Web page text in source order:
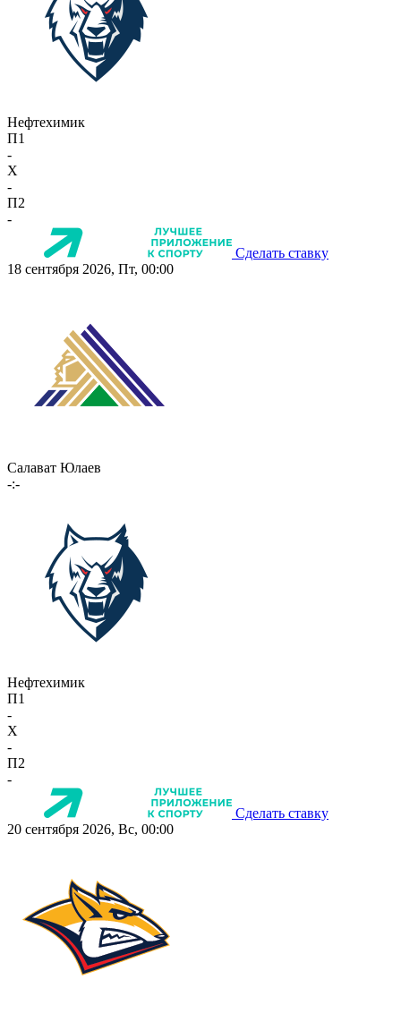
Нефтехимик
П1
-
X
-
П2
-
Сделать ставку
18 сентября 2026, Пт, 00:00
Салават Юлаев
-:-
Нефтехимик
П1
-
X
-
П2
-
Сделать ставку
20 сентября 2026, Вс, 00:00